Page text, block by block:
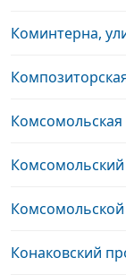
Коминтерна,
Конаковский